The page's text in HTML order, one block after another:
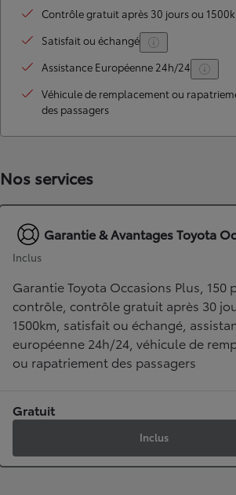
Contrôle gratuit après 30 jours ou
Satisfait ou échangé
Assistance Européenne 24h/24
Véhicule de remplacement ou
des passagers
Nos services
Garantie & Avantages Toyota
Inclus
Garantie Toyota Occasions Plus, 150
contrôle, contrôle gratuit après 30
1500km, satisfait ou échangé,
européenne 24h/24, véhicule de
ou rapatriement des passagers
Gratuit
Inclus